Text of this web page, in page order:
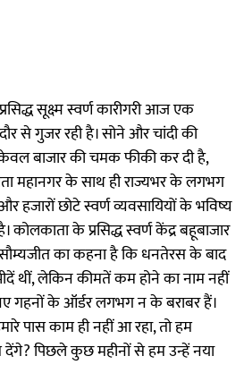
सूक्ष्म स्वर्ण कारीगरी आज एक
से गुजर रही है। सोने और चांदी की
बाजार की चमक फीकी कर दी है,
महानगर के साथ ही राज्यभर के लगभग
हजारों छोटे स्वर्ण व्यवसायियों के भविष्य
के प्रसिद्ध स्वर्ण केंद्र बहूबाजार
का कहना है कि धनतेरस के बाद
थीं, लेकिन कीमतें कम होने का नाम नहीं
गहनों के ऑर्डर लगभग न के बराबर हैं।
पास काम ही नहीं आ रहा, तो हम
देंगे? पिछले कुछ महीनों से हम उन्हें नया